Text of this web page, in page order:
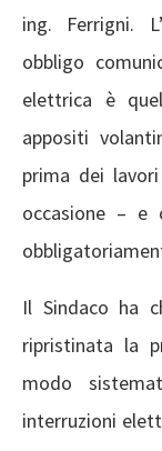
ing. Ferrigni.
obbligo
elettrica è
appositi
prima dei
occasione – e
Il Sindaco ha
ripristinata la
modo
interruzioni